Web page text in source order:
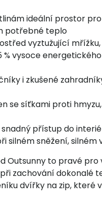
ideální prostor
potřebné teplo
vyztužující
vysoce
i zkušené
se síťkami proti
přístup do
silném sněžení,
Outsunny to pravé
zachování dokonalé
dvířky na zip, které